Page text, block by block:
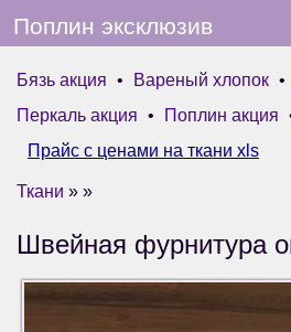
Поплин эксклюзив
Бязь акция • Вареный хлопок •
Перкаль акция • Поплин акция
Прайс с ценами на ткани xls
Ткани » »
Швейная фурнитура